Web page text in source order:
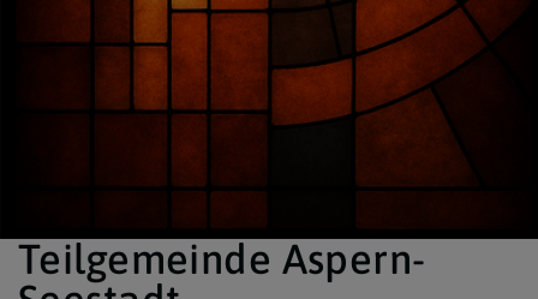
Teilgemeinde Aspern-